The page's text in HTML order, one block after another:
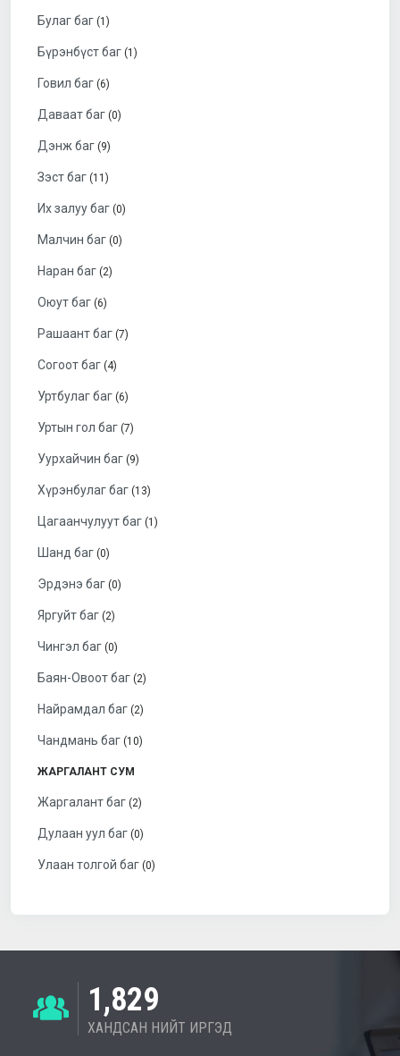
Булаг баг (1)
Бүрэнбүст баг (1)
Говил баг (6)
Даваат баг (0)
Дэнж баг (9)
Зэст баг (11)
Их залуу баг (0)
Малчин баг (0)
Наран баг (2)
Оюут баг (6)
Рашаант баг (7)
Согоот баг (4)
Уртбулаг баг (6)
Уртын гол баг (7)
Уурхайчин баг (9)
Хүрэнбулаг баг (13)
Цагаанчулуут баг (1)
Шанд баг (0)
Эрдэнэ баг (0)
Яргуйт баг (2)
Чингэл баг (0)
Баян-Овоот баг (2)
Найрамдал баг (2)
Чандмань баг (10)
ЖАРГАЛАНТ СУМ
Жаргалант баг (2)
Дулаан уул баг (0)
Улаан толгой баг (0)
1,829
ХАНДСАН НИЙТ ИРГЭД